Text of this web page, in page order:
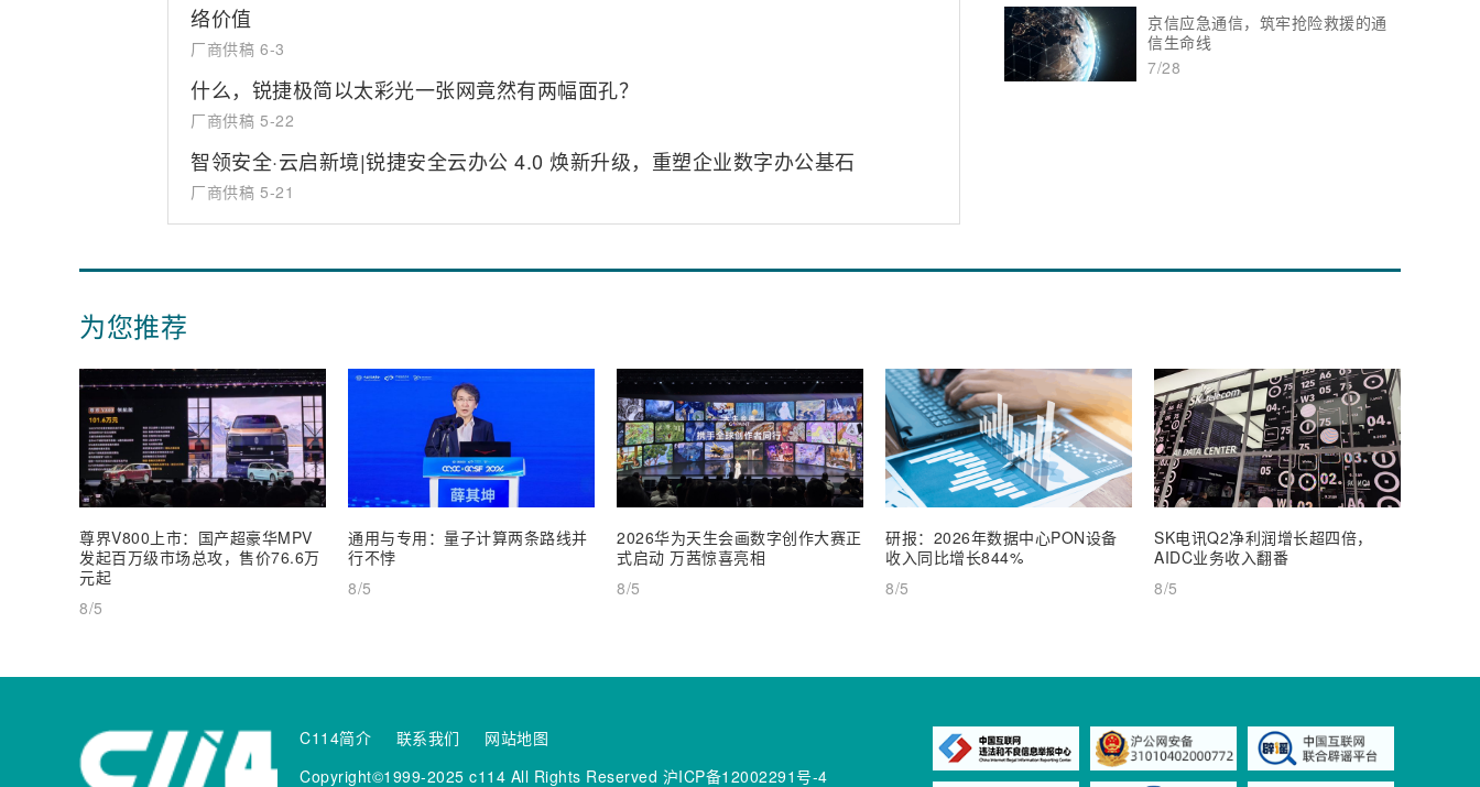
络价值
厂商供稿 6-3
什么，锐捷极简以太彩光一张网竟然有两幅面孔？
厂商供稿 5-22
智领安全·云启新境|锐捷安全云办公 4.0 焕新升级，重塑企业数字办公基石
厂商供稿 5-21
京信应急通信，筑牢抢险救援的通
信生命线
7/28
为您推荐
尊界V800上市：国产超豪华MPV
发起百万级市场总攻，售价76.6万
元起
8/5
通用与专用：量子计算两条路线并
行不悖
8/5
2026华为天生会画数字创作大赛正
式启动 万茜惊喜亮相
8/5
研报：2026年数据中心PON设备
收入同比增长844%
8/5
SK电讯Q2净利润增长超四倍，
AIDC业务收入翻番
8/5
C114简介 联系我们
网站地图
Copyright©1999-2025 c114 All Rights Reserved 沪ICP备12002291号-4